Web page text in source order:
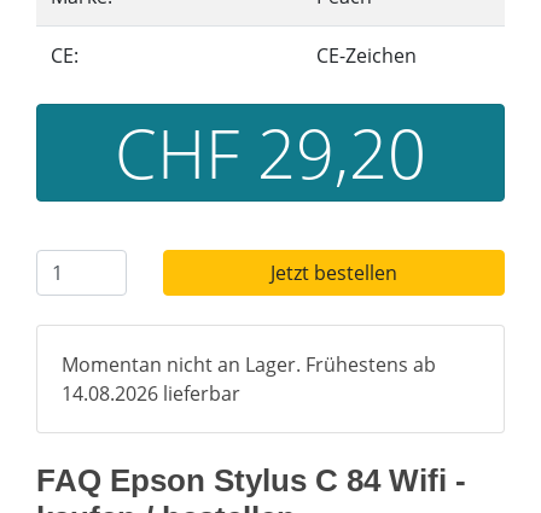
CE: CE-Zeichen
CHF 29,20
Jetzt bestellen
Momentan nicht an Lager. Frühestens ab
14.08.2026 lieferbar
FAQ Epson Stylus C 84 Wifi -